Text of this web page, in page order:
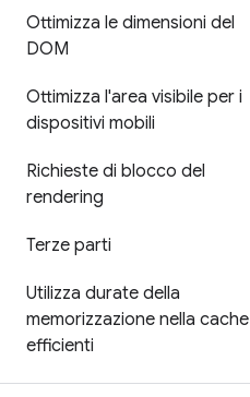
Ottimizza le dimensioni del
DOM
Ottimizza l'area visibile per i
dispositivi mobili
Richieste di blocco del
rendering
Terze parti
Utilizza durate della
memorizzazione nella cache
efficienti